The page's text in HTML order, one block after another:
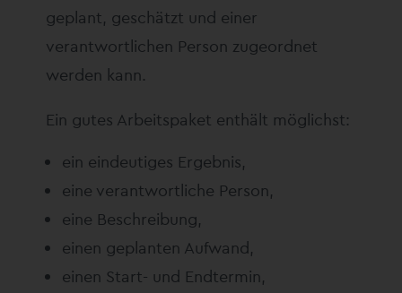
geplant, geschätzt und einer
verantwortlichen Person zugeordnet
werden kann.
Ein gutes Arbeitspaket enthält möglichst:
ein eindeutiges Ergebnis,
eine verantwortliche Person,
eine Beschreibung,
einen geplanten Aufwand,
einen Start- und Endtermin,